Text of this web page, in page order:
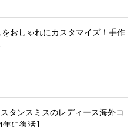
おしゃれにカスタマイズ！手作
タンスミスのレディース海外コ
に復活】